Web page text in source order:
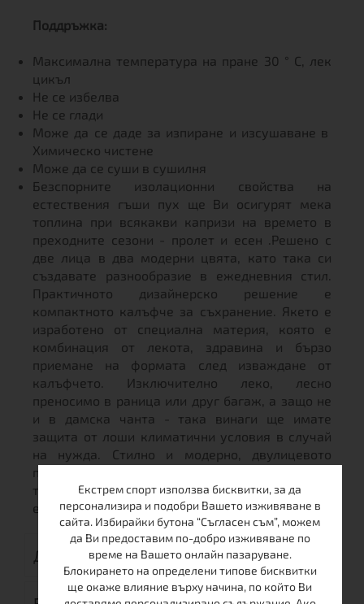
Поддръжка:
Максимална температура на пране 30 ° C, лек
цикъл
Не се избелва
Не се глади
Може да се даде за изпиране и изсушаване в
Химическо чистене
Може да се суши в сушилня
Безспорните изолационни свойства на
естествения гъши пух ще Ви осигурят мека
топлина при всякакви капризи на времето в
преходните сезони - пролет и есен .Решено с
две лица в два модерни цвята, като така си
създавате разнообразие в ежедневния стил.
Практичното дизайнерско решение е
компактното калъфче за съхранение. Якето е
изработено от специална материя, която е
комбинация от лекота, здравина и бързо
приемане на формата след изваждане от
калъфчето. Изключително леко, лесно
преносимо в раница или друг багаж, а защо не
и в дамска чанта - така винаги ще имате
защита от лоши климатични условия в случай
на нужда. Стилно и модерно, двулицевото
пухено яке POLAR DOWN BLGR е подходящо за
туризъм, разходки сред природата, както и за
ежедневието в града.
ДОСТАВКА
Екстрем спорт използва бисквитки, за да
персонализира и подобри Вашето изживяване в
сайта. Избирайки бутона “Съгласен съм”, можем
да Ви предоставим по-добро изживяване по
време на Вашето онлайн пазаруване.
Блокирането на определени типове бисквитки
ще окаже влияние върху начина, по който Ви